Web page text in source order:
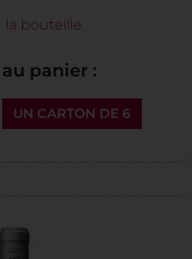
la bouteille
panier :
UN CARTON DE 6